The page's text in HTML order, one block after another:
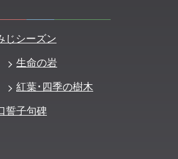
じシーズン
生命の岩
紅葉･四季の樹木
誓子句碑